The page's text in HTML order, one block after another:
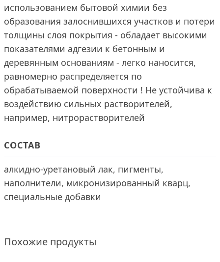
использованием бытовой химии без
образования залоснившихся участков и потери
толщины слоя покрытия - обладает высокими
показателями адгезии к бетонным и
деревянным основаниям - легко наносится,
равномерно распределяется по
обрабатываемой поверхности ! Не устойчива к
воздействию сильных растворителей,
например, нитрорастворителей
СОСТАВ
алкидно-уретановый лак, пигменты,
наполнители, микронизированный кварц,
специальные добавки
Похожие продукты